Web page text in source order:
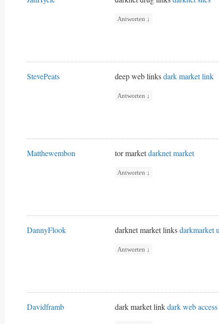
Antworten ↓
StevePeats deep web linksdark market link
Antworten ↓
Matthewembon tor marketdarknet market
Antworten ↓
DannyFlook darknet market linksdarkmarket
Antworten ↓
Davidframb dark market linkdark web access